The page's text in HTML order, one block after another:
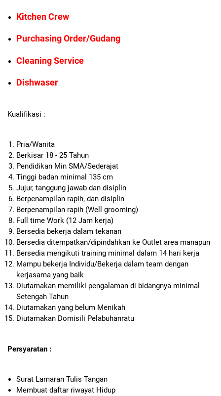
Kitchen Crew
Purchasing Order/Gudang
Cleaning Service
Dishwaser
Kualifikasi :
Pria/Wanita
Berkisar 18 - 25 Tahun
Pendidikan Min SMA/Sederajat
Tinggi badan minimal 135 cm
Jujur, tanggung jawab dan disiplin
Berpenampilan rapih, dan disiplin
Berpenampilan rapih (Well grooming)
Full time Work (12 Jam kerja)
Bersedia bekerja dalam tekanan
Bersedia ditempatkan/dipindahkan ke Outlet area manapun
Bersedia mengikuti training minimal dalam 14 hari kerja
Mampu bekerja Individu/Bekerja dalam team dengan
kerjasama yang baik
Diutamakan memiliki pengalaman di bidangnya minimal
Setengah Tahun
Diutamakan yang belum Menikah
Diutamakan Domisili Pelabuhanratu
Persyaratan :
Surat Lamaran Tulis Tangan
Membuat daftar riwayat Hidup